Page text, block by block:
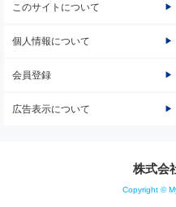
このサイトについて
個人情報について
会員登録
広告表示について
株式会
Copyright ©